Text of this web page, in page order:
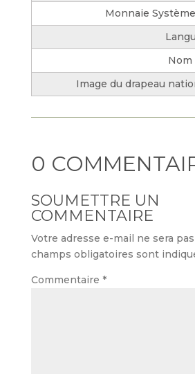
Monnaie
Nom
Image du drapeau
0
SOUMETTRE UN
COMMENTAIRE
Votre adresse e-mail ne sera
champs obligatoires sont
Commentaire *